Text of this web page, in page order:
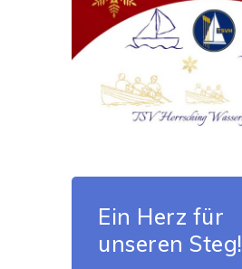
Ein Herz für
unseren Steg!